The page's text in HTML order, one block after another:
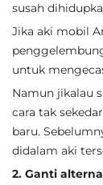
susah
Jika aki mobil
untuk
Namun jikalau
cara tak
baru.
didalam aki
2. Ganti